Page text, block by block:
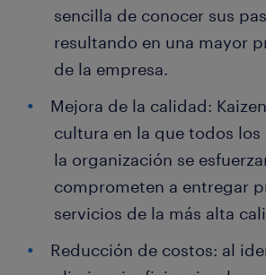
sencilla de conocer sus
resultando en una mayor
de la empresa.
Mejora de la calidad:
cultura en la que todos
la organización se
comprometen a entregar
servicios de la más alta
Reducción de costos: al